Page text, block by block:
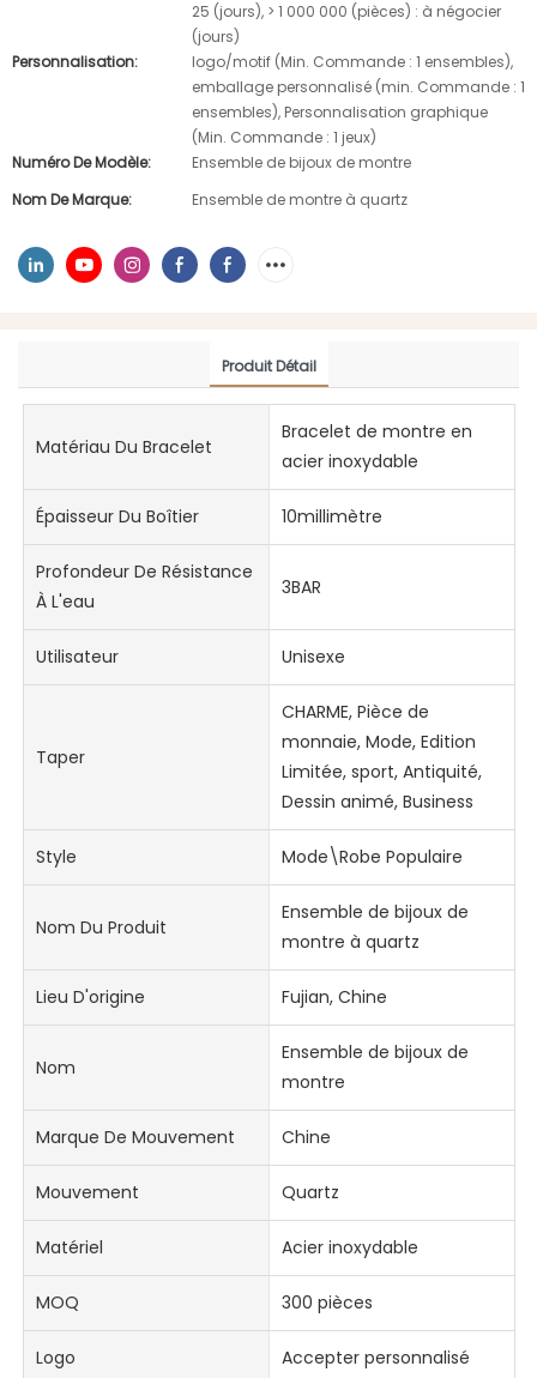
25 (jours), > 1 000 000 (pièces) : à négocier
(jours)
Personnalisation:
logo/motif (Min. Commande : 1 ensembles),
emballage personnalisé (min. Commande : 1
ensembles), Personnalisation graphique
(Min. Commande : 1 jeux)
Numéro De Modèle:
Ensemble de bijoux de montre
Nom De Marque:
Ensemble de montre à quartz
Produit Détail
Matériau Du Bracelet
Bracelet de montre en
acier inoxydable
Épaisseur Du Boîtier 10millimètre
Profondeur De Résistance
À L'eau
3BAR
Utilisateur Unisexe
Taper
CHARME, Pièce de
monnaie, Mode, Edition
Limitée, sport, Antiquité,
Dessin animé, Business
Style Mode\Robe Populaire
Nom Du Produit
Ensemble de bijoux de
montre à quartz
Lieu D'origine Fujian, Chine
Nom
Ensemble de bijoux de
montre
Marque De Mouvement Chine
Mouvement Quartz
Matériel Acier inoxydable
MOQ 300 pièces
Logo Accepter personnalisé